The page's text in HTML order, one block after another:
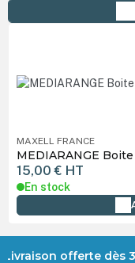
MAXELL FRANCE
MEDIARANGE
15,00 € HT
En stock
Livraison offerte dès